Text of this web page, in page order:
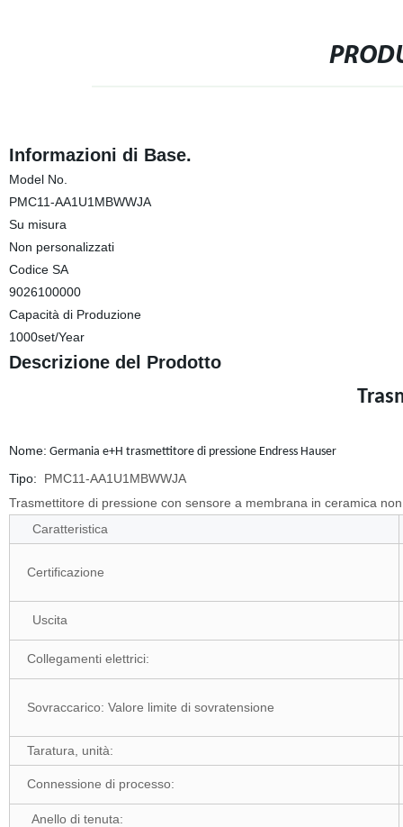
Informazioni di Base.
Model No.
PMC11-AA1U1MBWWJA
Su misura
Non personalizzati
Codice SA
9026100000
Capacità di Produzione
1000set/Year
Descrizione del Prodotto
Nome: Germania e+H trasmettitore di pressione Endress Hauser
Tipo:
PMC11-AA1U1MBWWJA
Trasmettitore di pressione con sensore a membrana in ceramica
Caratteristica
Certificazione
Uscita
Collegamenti elettrici:
Sovraccarico: Valore limite di sovratensione
Taratura, unità:
Connessione di processo:
Anello di tenuta: